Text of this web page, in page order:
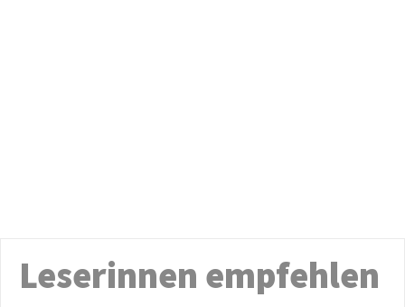
Leserinnen empfehlen